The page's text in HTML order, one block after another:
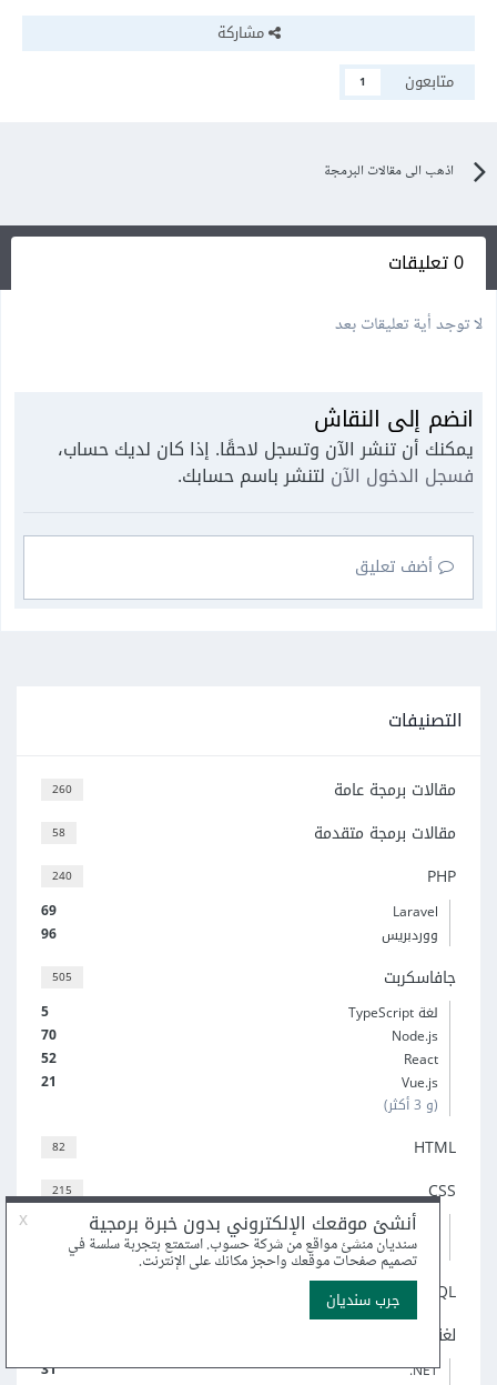
مشاركة
متابعون
1
اذهب الى مقالات البرمجة
0 تعليقات
لا توجد أية تعليقات بعد
انضم إلى النقاش
يمكنك أن تنشر الآن وتسجل لاحقًا. إذا كان لديك حساب،
فسجل الدخول الآن لتنشر باسم حسابك.
أضف تعليق
التصنيفات
260 مقالات برمجة عامة
58 مقالات برمجة متقدمة
240 PHP
69
Laravel
96
ووردبريس
505 جافاسكربت
5
لغة TypeScript
70
Node.js
52
React
21
Vue.js
(و 3 أكثر)
82 HTML
215 CSS
Sass
إطار عمل Bootstrap
SQL
لغة C#‎
31
‎.NET